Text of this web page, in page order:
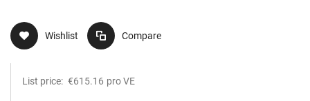
Wishlist Compare
List price: €615.16 pro VE